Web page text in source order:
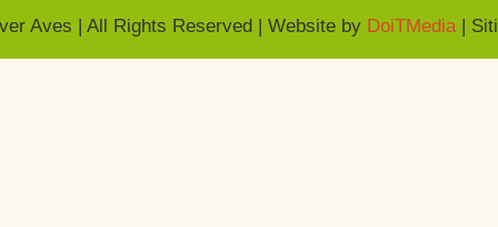
Aves | All Rights Reserved | Website by DoiTMedia|